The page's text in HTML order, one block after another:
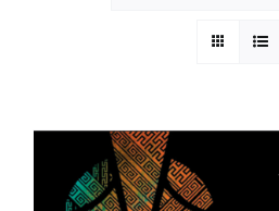
Strumenti di
Account